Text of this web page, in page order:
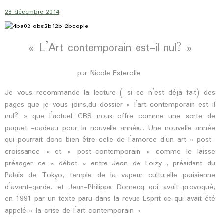
28 décembre 2014
« L’Art contemporain est-il nul? »
par Nicole Esterolle
Je vous recommande la lecture ( si ce n’est déjà fait) des
pages que je vous joins,du dossier « l’art contemporain est-il
nul? » que l’actuel OBS nous offre comme une sorte de
paquet -cadeau pour la nouvelle année… Une nouvelle année
qui pourrait donc bien être celle de l’amorce d’un art « post-
croissance » et « post-contemporain » comme le laisse
présager ce « débat » entre Jean de Loizy , président du
Palais de Tokyo, temple de la vapeur culturelle parisienne
d’avant-garde, et Jean-Philippe Domecq qui avait provoqué,
en 1991 par un texte paru dans la revue Esprit ce qui avait été
appelé « la crise de l’art contemporain ».